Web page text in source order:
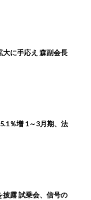
大に手応え 森副会長
％増 1～3月期、法
披露 試乗会、信号の